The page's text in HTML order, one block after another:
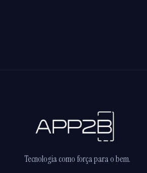
Tecnologia como força para o bem.